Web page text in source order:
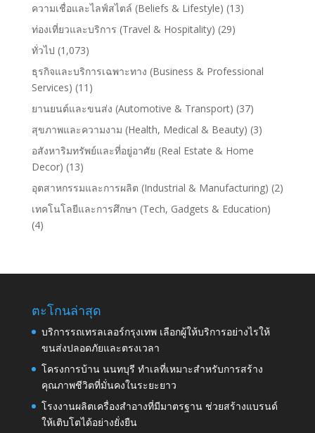
ความเชื่อและไลฟ์สไตล์ (Beliefs & Lifestyle) (13)
ท่องเที่ยวและบริการ (Travel & Hospitality) (29)
ทั่วไป (1,073)
ธุรกิจและบริการเฉพาะทาง (Business & Professional
Services) (11)
ยานยนต์และขนส่ง (Automotive & Transport) (37)
สุขภาพและความงาม (Health, Medical & Beauty) (3)
อสังหาริมทรัพย์และที่อยู่อาศัย (Real Estate & Home
Decor) (13)
อุตสาหกรรมและการผลิต (Industrial & Manufacturing) (2)
เทคโนโลยีและการศึกษา (Tech, Gadgets & Education)
(4)
ตะโกนล่าสุด
บริการรถเทรลเลอร์กรุงเทพ เลือกผู้ให้บริการอย่างไรให้
ขนส่งปลอดภัยและตรงเวลา
โครงการบ้าน นนทบุรี ทำเลที่เหมาะสำหรับการสร้าง
คุณภาพชีวิตที่มั่นคงในระยะยาว
โรงงานผลิตเครื่องสำอางที่มีมาตรฐาน ช่วยสร้างแบรนด์
ให้เติบโตได้อย่างยั่งยืน